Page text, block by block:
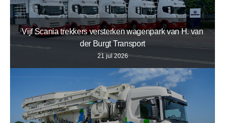
Vijf Scania trekkers versterken wagenpark van H. van
der Burgt Transport
21 jul 2026